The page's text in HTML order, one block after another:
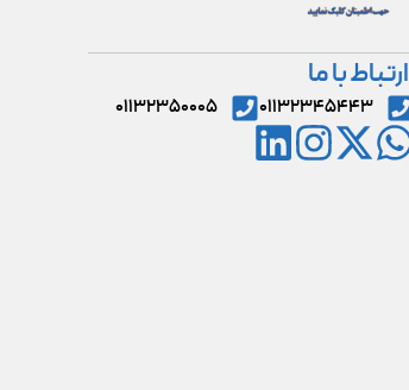
ارتباط با ما
۰۱۱۳۲۳۴۵۴۴۳ ۰۱۱۳۲۳۵۰۰۰۵